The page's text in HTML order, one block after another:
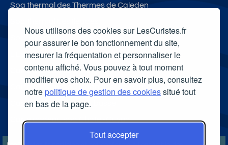
Nous utilisons des cookies sur LesCuristes.fr
pour assurer le bon fonctionnement du site,
mesurer la fréquentation et personnaliser le
contenu affiché. Vous pouvez à tout moment
modifier vos choix. Pour en savoir plus, consultez
notrepolitique de gestion des cookiessitué tout
en bas de la page.
Tout accepter
Spa thermal des Thermes de Caleden
L'Espace Bien-Être - Les Thermes d'Evian
Carte cadeau spa Vichy
Carte cadeau spa Bagnoles-de-l'Orne
Carte cadeau spa Saubusse
Carte cadeau spa Châtel-Guyon